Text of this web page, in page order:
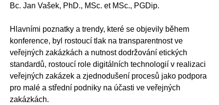
Bc. Jan Vašek, PhD., MSc. et MSc., PGDip.
Hlavními poznatky a trendy, které se objevily během
konference, byl rostoucí tlak na transparentnost ve
veřejných zakázkách a nutnost dodržování etických
standardů, rostoucí role digitálních technologií v realizaci
veřejných zakázek a zjednodušení procesů jako podpora
pro malé a střední podniky na účasti ve veřejných
zakázkách.